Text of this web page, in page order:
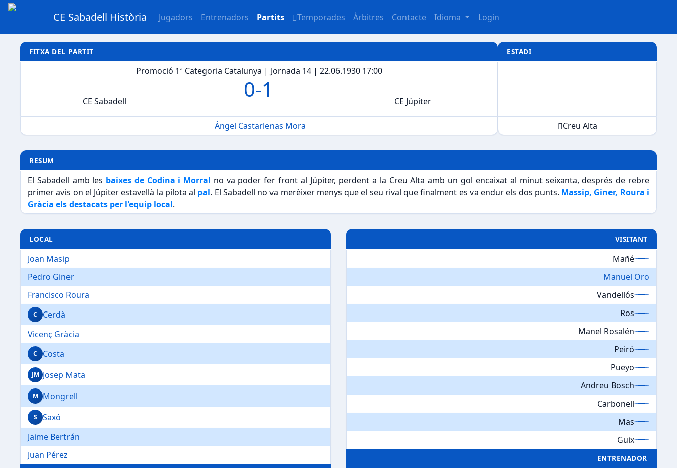
CE Sabadell Història Jugadors Entrenadors Partits Temporades Àrbitres Contacte Idioma Login
FITXA DEL PARTIT
Promoció 1ª Categoria Catalunya | Jornada 14 | 22.06.1930 17:00
CE Sabadell 0-1 CE Júpiter
Ángel Castarlenas Mora
ESTADI
Creu Alta
RESUM
El Sabadell amb les baixes de Codina i Morral no va poder fer front al Júpiter, perdent a la Creu Alta amb un gol encaixat al minut seixanta, després de rebre
primer avis on el Júpiter estavellà la pilota al pal. El Sabadell no va merèixer menys que el seu rival que finalment es va endur els dos punts. Massip, Giner, Roura i
Gràcia els destacats per l'equip local.
LOCAL
Joan Masip
Pedro Giner
Francisco Roura
C
Cerdà
Vicenç Gràcia
C Costa
JM Josep Mata
M Mongrell
S
Saxó
Jaime Bertrán
Juan Pérez
VISITANT
Mañé
Manuel Oro
Vandellós
Ros
Manel Rosalén
Peiró
Pueyo
Andreu Bosch
Carbonell
Mas
Guix
ENTRENADOR